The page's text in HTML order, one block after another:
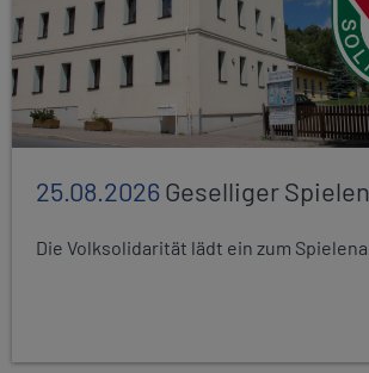
25.08.2026Geselliger
Die Volksolidarität lädt ein zum